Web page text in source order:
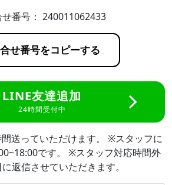
番号： 240011062433
せ番号をコピーする
LINE友達追加
24時間受付中
送っていただけます。 ※スタッフに
です。 ※スタッフ対応時間外
返信させていただきます。